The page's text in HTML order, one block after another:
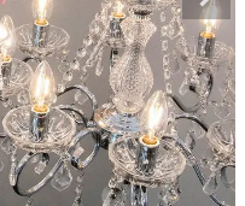
ペンダントライト